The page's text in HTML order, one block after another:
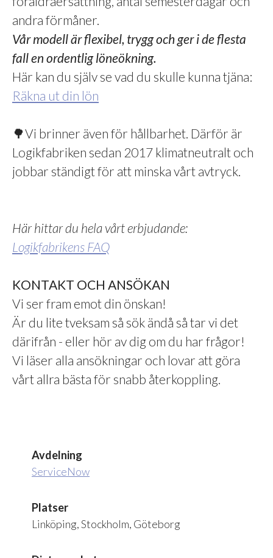
andra förmåner.
Vår modell är flexibel, trygg och ger i de flesta
fall en ordentlig löneökning.
Här kan du själv se vad du skulle kunna tjäna:
Räkna ut din lön
🌳Vi brinner även för hållbarhet. Därför är
Logikfabriken sedan 2017 klimatneutralt och
jobbar ständigt för att minska vårt avtryck.
Här hittar du hela vårt erbjudande:
Logikfabrikens FAQ
KONTAKT OCH ANSÖKAN
Vi ser fram emot din önskan!
Är du lite tveksam så sök ändå så tar vi det
därifrån - eller hör av dig om du har frågor!
Vi läser alla ansökningar och lovar att göra
vårt allra bästa för snabb återkoppling.
Avdelning
ServiceNow
Platser
Linköping, Stockholm, Göteborg